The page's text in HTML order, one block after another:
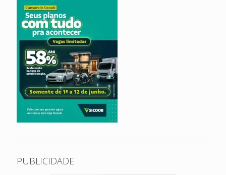
PUBLICIDADE